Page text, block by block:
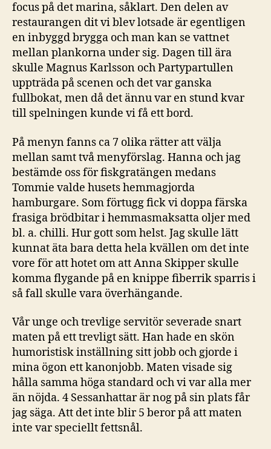
focus på det marina, såklart. Den delen av
restaurangen dit vi blev lotsade är egentligen
en inbyggd brygga och man kan se vattnet
mellan plankorna under sig. Dagen till ära
skulle Magnus Karlsson och Partypartullen
uppträda på scenen och det var ganska
fullbokat, men då det ännu var en stund kvar
till spelningen kunde vi få ett bord.
På menyn fanns ca 7 olika rätter att välja
mellan samt två menyförslag. Hanna och jag
bestämde oss för fiskgratängen medans
Tommie valde husets hemmagjorda
hamburgare. Som förtugg fick vi doppa färska
frasiga brödbitar i hemmasmaksatta oljer med
bl. a. chilli. Hur gott som helst. Jag skulle lätt
kunnat äta bara detta hela kvällen om det inte
vore för att hotet om att Anna Skipper skulle
komma flygande på en knippe fiberrik sparris i
så fall skulle vara överhängande.
Vår unge och trevlige servitör severade snart
maten på ett trevligt sätt. Han hade en skön
humoristisk inställning sitt jobb och gjorde i
mina ögon ett kanonjobb. Maten visade sig
hålla samma höga standard och vi var alla mer
än nöjda. 4 Sessanhattar är nog på sin plats får
jag säga. Att det inte blir 5 beror på att maten
inte var speciellt fettsnål.